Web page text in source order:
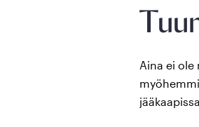
Aina ei